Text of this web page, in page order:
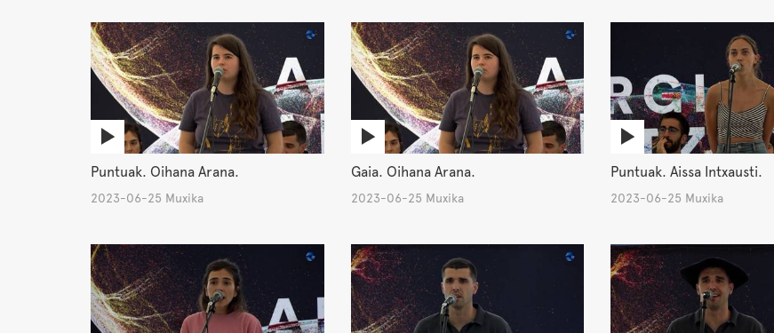
Puntuak. Oihana Arana.
2023-06-25 Muxika
Gaia. Oihana Arana.
2023-06-25 Muxika
Puntuak. Aissa Intxausti.
2023-06-25 Muxika